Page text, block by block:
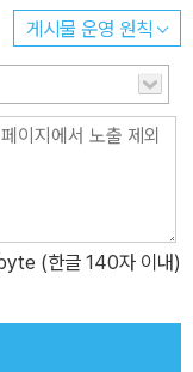
게시물 운영 원칙
(한글 140자 이내)